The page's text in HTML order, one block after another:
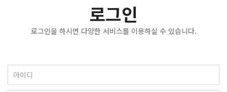
로그인
로그인을 하시면 다양한 서비스를 이용하실 수 있습니다.